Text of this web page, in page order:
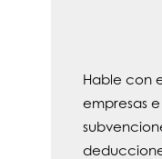
Hable con
empresas